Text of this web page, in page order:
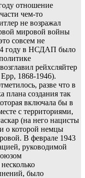
отношение
чем-то
не возражал
мировой войны
совсем не
году в НСДАП было
рейхсляйтер
1868-1946).
разве что в
плана создания так
включала бы в
с территориями,
(на него нацисты
о которой немцы
В феврале 1943
руководимой
было